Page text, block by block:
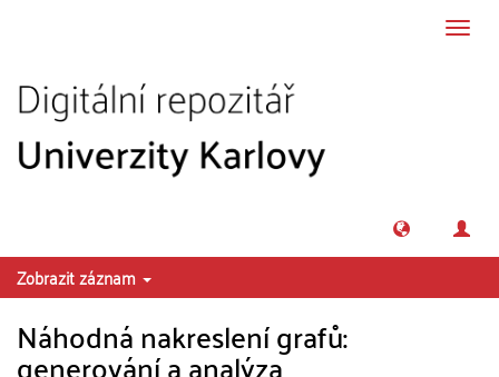
Zobrazit záznam
Náhodná nakreslení grafů: